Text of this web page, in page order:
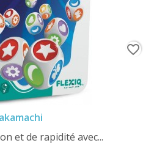
et de rapidité avec...
favorite_border